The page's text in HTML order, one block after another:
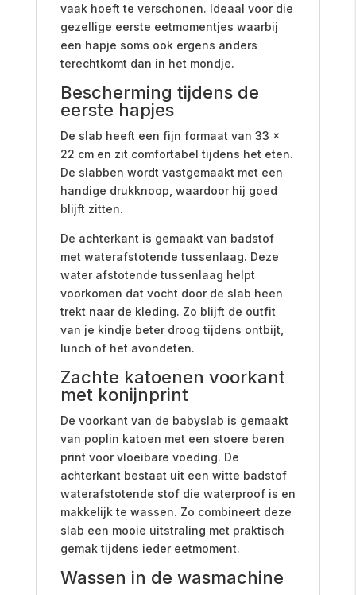
vaak hoeft te verschonen. Ideaal voor die
gezellige eerste eetmomentjes waarbij
een hapje soms ook ergens anders
terechtkomt dan in het mondje.
Bescherming tijdens de
eerste hapjes
De slab heeft een fijn formaat van 33 x
22 cm en zit comfortabel tijdens het eten.
De slabben wordt vastgemaakt met een
handige drukknoop, waardoor hij goed
blijft zitten.
De achterkant is gemaakt van badstof
met waterafstotende tussenlaag. Deze
water afstotende tussenlaag helpt
voorkomen dat vocht door de slab heen
trekt naar de kleding. Zo blijft de outfit
van je kindje beter droog tijdens ontbijt,
lunch of het avondeten.
Zachte katoenen voorkant
met konijnprint
De voorkant van de babyslab is gemaakt
van poplin katoen met een stoere beren
print voor vloeibare voeding. De
achterkant bestaat uit een witte badstof
waterafstotende stof die waterproof is en
makkelijk te wassen. Zo combineert deze
slab een mooie uitstraling met praktisch
gemak tijdens ieder eetmoment.
Wassen in de wasmachine